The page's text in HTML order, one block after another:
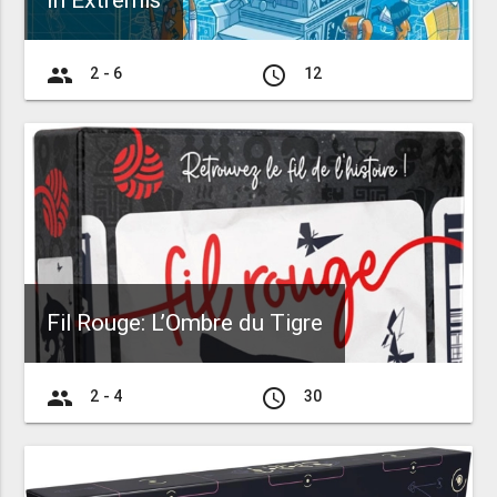
group 2 - 6 access_time 12
Fil Rouge: L’Ombre du Tigre
group 2 - 4 access_time 30